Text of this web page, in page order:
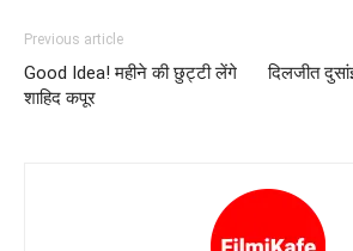
Previous article
Good Idea! महीने की छुट्टी लेंगे
शाहिद कपूर
दिलजीत